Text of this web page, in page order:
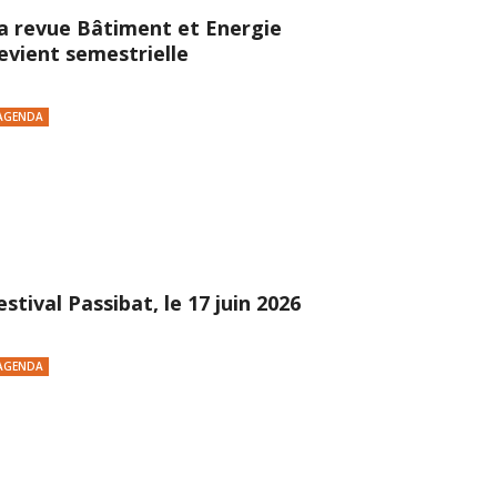
revue Bâtiment et Energie
semestrielle
Passibat, le 17 juin 2026